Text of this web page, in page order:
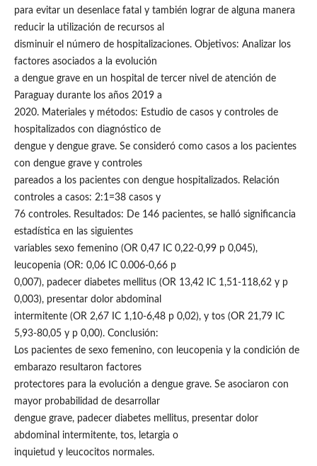
para evitar un desenlace fatal y también lograr de alguna manera
reducir la utilización de recursos al
disminuir el número de hospitalizaciones. Objetivos: Analizar los
factores asociados a la evolución
a dengue grave en un hospital de tercer nivel de atención de
Paraguay durante los años 2019 a
2020. Materiales y métodos: Estudio de casos y controles de
hospitalizados con diagnóstico de
dengue y dengue grave. Se consideró como casos a los pacientes
con dengue grave y controles
pareados a los pacientes con dengue hospitalizados. Relación
controles a casos: 2:1=38 casos y
76 controles. Resultados: De 146 pacientes, se halló significancia
estadística en las siguientes
variables sexo femenino (OR 0,47 IC 0,22-0,99 p 0,045),
leucopenia (OR: 0,06 IC 0.006-0,66 p
0,007), padecer diabetes mellitus (OR 13,42 IC 1,51-118,62 y p
0,003), presentar dolor abdominal
intermitente (OR 2,67 IC 1,10-6,48 p 0,02), y tos (OR 21,79 IC
5,93-80,05 y p 0,00). Conclusión:
Los pacientes de sexo femenino, con leucopenia y la condición de
embarazo resultaron factores
protectores para la evolución a dengue grave. Se asociaron con
mayor probabilidad de desarrollar
dengue grave, padecer diabetes mellitus, presentar dolor
abdominal intermitente, tos, letargia o
inquietud y leucocitos normales.